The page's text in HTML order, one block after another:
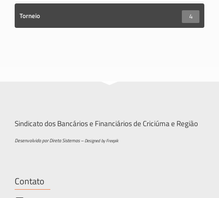
Torneio 4
Sindicato dos Bancários e Financiários de Criciúma e Região
Desenvolvido por Direta Sistemas –Designed by Freepik
Contato